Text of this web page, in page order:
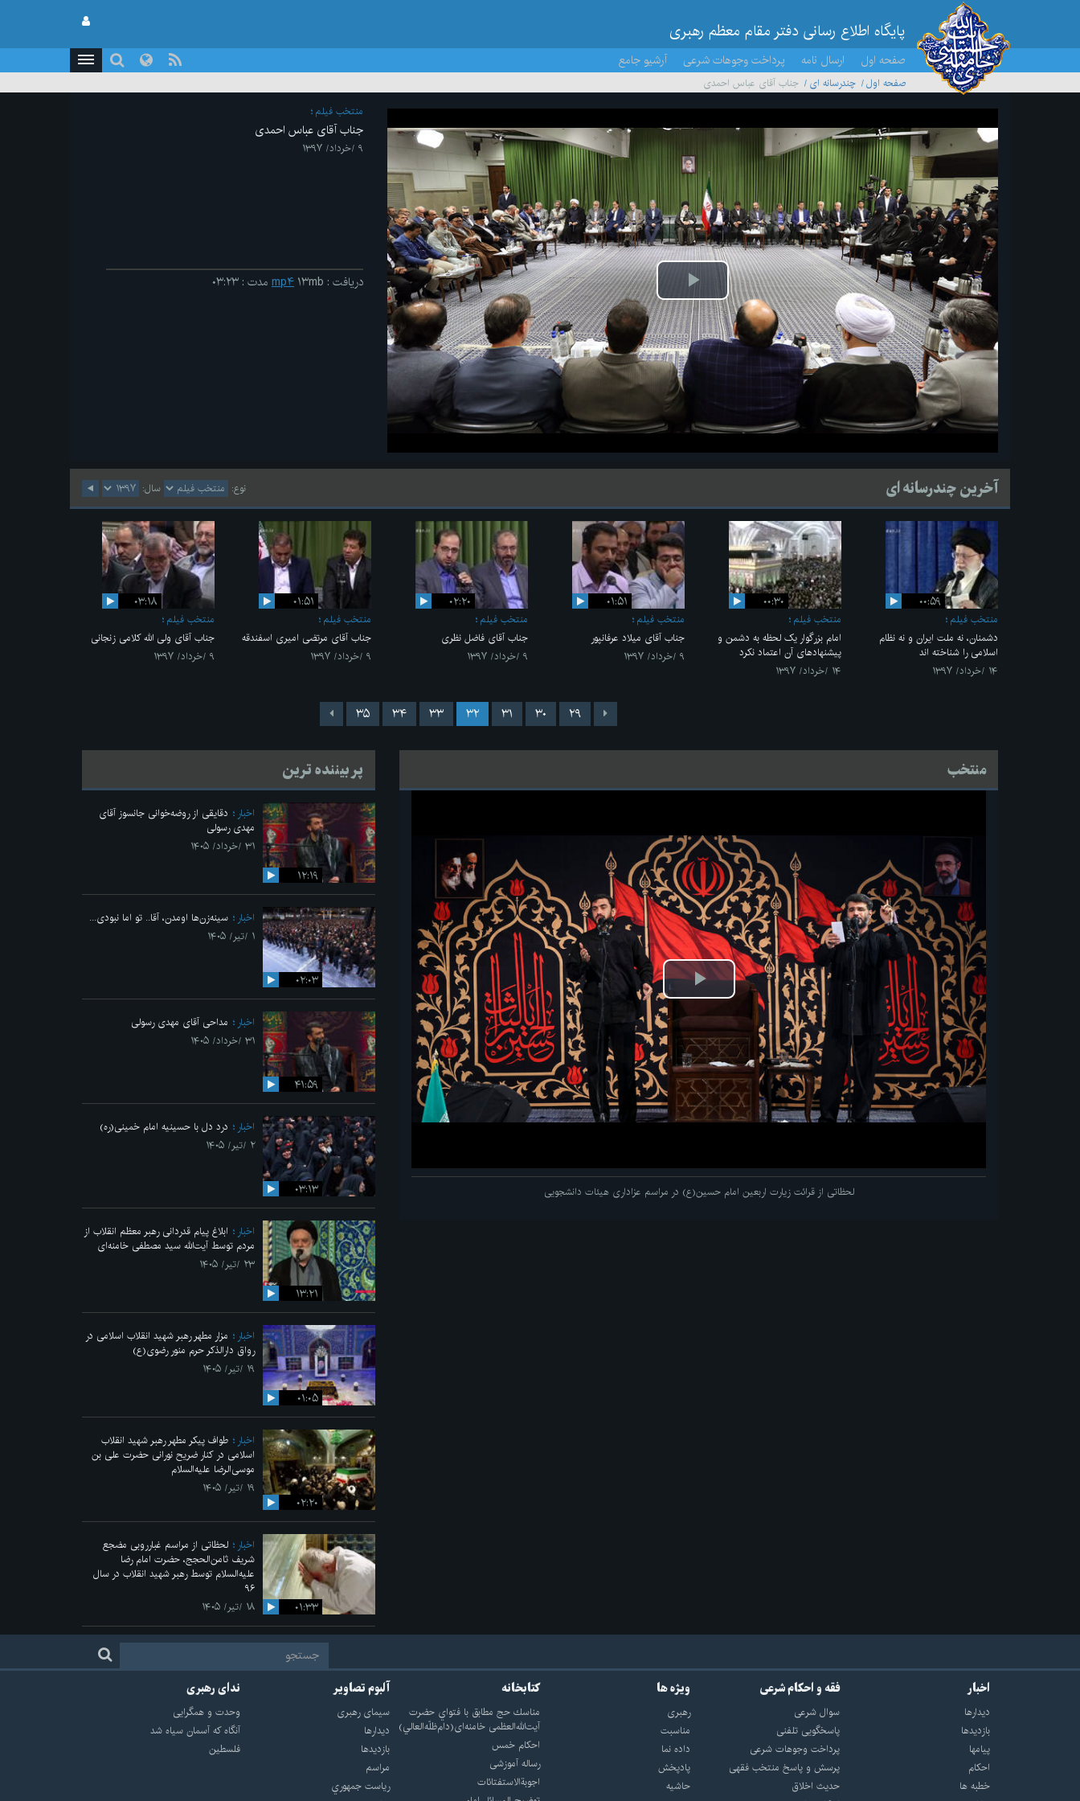
پایگاه اطلاع رسانی دفتر مقام معظم رهبری
صفحه اول ارسال نامه پرداخت وجوهات شرعی آرشیو جامع
صفحه اول چندرسانه ای جناب آقای عباس احمدی
پخش
ویدیو
منتخب فیلم
جناب آقای عباس احمدی
۹ /خرداد/ ۱۳۹۷
دریافت : mp۴ ۱۳mb مدت : ۰۳:۲۳
آخرین چندرسانه ای نوع: سال:
۰۰:۵۹
منتخب فیلم
دشمنان، نه ملت ایران و نه نظام
اسلامی را شناخته اند
۱۴ /خرداد/ ۱۳۹۷
۰۰:۳۰
منتخب فیلم
امام بزرگوار یک لحظه به دشمن و
پیشنهادهای آن اعتماد نکرد
۱۴ /خرداد/ ۱۳۹۷
۰۱:۵۱
منتخب فیلم
جناب آقای میلاد عرفانپور
۹ /خرداد/ ۱۳۹۷
۰۲:۲۰
منتخب فیلم
جناب آقای فاضل نظری
۹ /خرداد/ ۱۳۹۷
۰۱:۵۱
منتخب فیلم
جناب آقای مرتضی امیری اسفندقه
۹ /خرداد/ ۱۳۹۷
۰۳:۱۸
منتخب فیلم
جناب آقای ولی الله کلامی زنجانی
۹ /خرداد/ ۱۳۹۷
۲۹ ۳۰ ۳۱ ۳۲ ۳۳ ۳۴ ۳۵
منتخب
پخش
ویدیو
لحظاتی از قرائت زیارت اربعین امام حسین(ع) در مراسم عزاداری هیئات دانشجویی
پر بیننده ترین
۱۲:۱۹
اخبار
دقایقی از روضه‌خوانی جانسوز آقای
مهدی رسولی
۳۱ /خرداد/ ۱۴۰۵
۰۲:۰۳
اخبار
سینه‌زن‌ها اومدن،‌ آقا.. تو اما نبودی...
۱ /تیر/ ۱۴۰۵
۴۱:۵۹
اخبار
مداحی آقای مهدی رسولی
۳۱ /خرداد/ ۱۴۰۵
۰۳:۱۳
اخبار
درد دل با حسینیه امام خمینی(ره)
۲ /تیر/ ۱۴۰۵
۱۳:۲۱
اخبار
ابلاغ پیام قدردانی رهبر معظم انقلاب از
مردم توسط آیت‌الله سید مصطفی خامنه‌ای
۲۳ /تیر/ ۱۴۰۵
۰۱:۰۵
اخبار
مزار مطهر رهبر شهید انقلاب اسلامی در
رواق دارالذکر حرم منور رضوی(ع)
۱۹ /تیر/ ۱۴۰۵
۰۲:۲۰
اخبار
طواف پیکر مطهر رهبر شهید انقلاب
اسلامی در کنار ضریح نورانی حضرت علی‌ بن
موسی‌الرضا علیه‌السلام
۱۹ /تیر/ ۱۴۰۵
۰۱:۳۳
اخبار
لحظاتی از مراسم غبارروبی مضجع
شریف ثامن‌الحجج، حضرت امام رضا
علیه‌السلام توسط رهبر شهید انقلاب در سال
۹۶
۱۸ /تیر/ ۱۴۰۵
اخبار
دیدارها
بازديدها
پيامها
احكام
خطبه ها
فقه و احکام شرعی
سوال شرعی
پاسخگویی تلفنی
پرداخت وجوهات شرعی
پرسش و پاسخ منتخب فقهی
حدیث اخلاق
ویژه ها
رهبری
مناسبت
داده نما
پادپخش
حاشیه
کتابخانه
مناسك حج مطابق با فتواي حضرت
آيت‌الله‌العظمى خامنه‌اى(دام‌ظلّه‌العالي)
احکام خمس
رساله آموزشی
اجوبة‌الاستفتائات
آلبوم تصاویر
سيماى رهبرى
ديدارها
بازديدها
مراسم
رياست جمهوري
ندای رهبری
وحدت و همگرایی
آنگاه که آسمان سیاه شد
فلسطین